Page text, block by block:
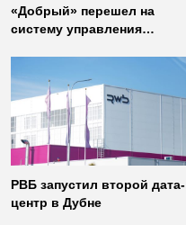
«Добрый» перешел на
систему управления
РВБ запустил второй дата-
центр в Дубне